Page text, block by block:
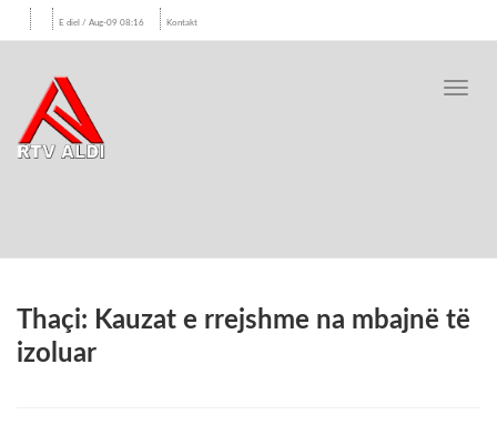
E diel / Aug-09 08:16 Kontakt
Thaçi: Kauzat e rrejshme na mbajnë të
izoluar